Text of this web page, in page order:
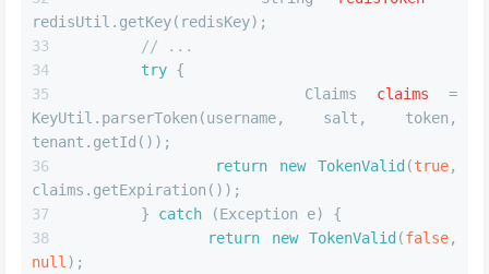
redisUtil.getKey(redisKey);
// ...
try {
Claims
claims
=
KeyUtil.parserToken(username, salt, token,
tenant.getId());
return
new TokenValid (true,
claims.getExpiration());
        }
catch (Exception e) {
return
new TokenValid (false
null );